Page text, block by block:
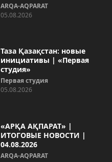
ARQA-AQPARAT
05.08.2026
Таза Қазақстан: новые
инициативы | «Первая
студия»
Первая студия
05.08.2026
«АРҚА АҚПАРАТ» |
ИТОГОВЫЕ НОВОСТИ |
04.08.2026
ARQA-AQPARAT